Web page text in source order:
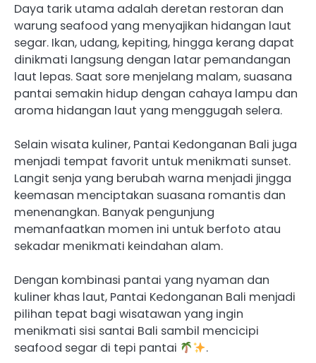
Daya tarik utama adalah deretan restoran dan
warung seafood yang menyajikan hidangan laut
segar. Ikan, udang, kepiting, hingga kerang dapat
dinikmati langsung dengan latar pemandangan
laut lepas. Saat sore menjelang malam, suasana
pantai semakin hidup dengan cahaya lampu dan
aroma hidangan laut yang menggugah selera.
Selain wisata kuliner, Pantai Kedonganan Bali juga
menjadi tempat favorit untuk menikmati sunset.
Langit senja yang berubah warna menjadi jingga
keemasan menciptakan suasana romantis dan
menenangkan. Banyak pengunjung
memanfaatkan momen ini untuk berfoto atau
sekadar menikmati keindahan alam.
Dengan kombinasi pantai yang nyaman dan
kuliner khas laut, Pantai Kedonganan Bali menjadi
pilihan tepat bagi wisatawan yang ingin
menikmati sisi santai Bali sambil mencicipi
seafood segar di tepi pantai
.